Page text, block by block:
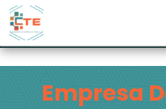
Empresa